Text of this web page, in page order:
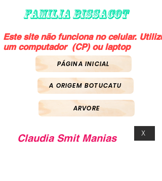
FAMILIA BISSACOT
Este site não funciona no celular. Utilize
um computador (CP) ou laptop
PÁGINA INICIAL
A ORIGEM BOTUCATU
ARVORE
Claudia Smit Manias X